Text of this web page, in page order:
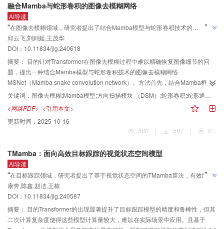
传统扫描方式在因果性和空间限制上的局限，实现了令牌序列之间的非因果建
模。具体而言，构建了随机重排和逆重排函数，实现了非固定次序下的令牌扫
描，有效建模了不同令牌之间的非因果依赖关系。此外，针对图像退化干扰存
在空间尺度变化和形态结构复杂的特点，融合多尺度先验构建了具有局部与全
局信息互补性的非因果Mamba模型（non-causal Mamba， NCMamba），实
现了对于各类图像复原任务的有效适配。结果实验分别在图像去噪、去模糊和
去阴影任务上进行，验证了所提非因果建模和局部—全局互补策略的有效性。
与现有方法相比，所提模型在图像去阴影数据集SRD（shadow removal
dataset）上的峰值信噪比提升0.86 dB。结论面向图像复原任务，构建了非因果
信息的有效互补，显著提升了复原性能。所提方法在主客观评价指标上均取得
优异性能，为图像复原领域提供了新的解决方案。
融合Mamba与蛇形卷积的图像去模糊网络
AI导读
“在图像去模糊领域，研究者提出了结合Mamba模型与蛇形卷积技术的
MSNet，有效提升了图像细节恢复能力。
”
邱云飞,刘则延,王茂华
DOI：10.11834/jig.240618
摘要： 目的针对Transformer在图像去模糊过程中难以精确恢复图像细节的问
题，提出一种结合Mamba模型与蛇形卷积技术的图像去模糊网络
MSNet（Mamba snake convolution network）。方法首先，结合Mamba框架
与蛇形卷积，提出蛇形状态空间模块（snake state-space module，SSSM）。
SSSM通过调整卷积核的形状和路径，动态适应图像局部特征并调整卷积方向，
以对齐不同的模糊条纹模式；其次，使用多方向扫描模块（direction scan
module，DSM）进行多个方向的扫描，捕捉图像中的长期依赖。再利用离散状
态空间方程合并多方向的结构信息，增强模型对全局结构的捕捉能力；最后，
和调整模糊信息的权重，确保在去除模糊的同时保留关键细节。结果实验在
GoPro和HIDE数据集上，与主流的卷积神经网络（convolutional neural
network，CNN）和Transformer去模糊方法相比，MSNet的峰值信噪比（peak
signal to noise ratio，PSNR）分别提升1.2%和1.9%，结构相似性（structural
similarity，SSIM）分别提升0.6%和0.7%。结论本文方法可以有效去除复杂场
景下产生的图像模糊，并复原细节。
关键词： 图像去模糊;Mamba模型;方向扫描模块 （DSM）;蛇形卷积;蛇形通道注意力 （SCA）
<网络PDF> <引用本文>
更新时间： 2025-10-16
580
| 507 | 0
TMamba：面向高效目标跟踪的视觉状态空间模型
AI导读
“在目标跟踪领域，研究者提出了基于视觉状态空间的TMamba算法，有效降低
了计算量和显存占用，为序列级训练提供新思路。
”
康奔,陈鑫,赵洁,王栋
DOI：10.11834/jig.240587
摘要： 目的Transformer的出现显著提升了目标跟踪模型的精度和鲁棒性，但其
二次计算复杂度使得这些模型计算量较大，难以在实际场景中应用。且基于